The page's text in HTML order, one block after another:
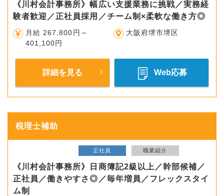
《川村会計事務所》幅広い支援業務に挑戦／実務経
験者歓迎／正社員採用／チーム制×柔軟な働き方◎
月給 267,800円～
401,100円
大阪府堺市堺区
詳細を見る Web応募
税理士補助
正社員 職業紹介
《川村会計事務所》日商簿記2級以上／幹部候補／
正社員／働きやすさ◎／毎年増員／フレックスタイ
ム制